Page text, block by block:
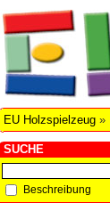
EU Holzspielzeug »
SUCHE
Beschreibung